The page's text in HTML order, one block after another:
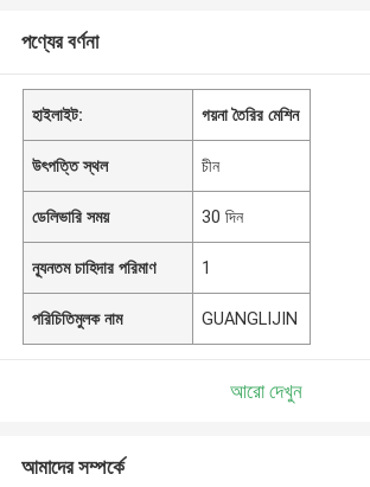
পণ্যের বর্ণনা
হাইলাইট: গয়না তৈরির মেশিন
উৎপত্তি স্থল চীন
ডেলিভারি সময় 30 দিন
ন্যূনতম চাহিদার পরিমাণ 1
পরিচিতিমুলক নাম GUANGLIJIN
আরো দেখুন
আমাদের সম্পর্কে